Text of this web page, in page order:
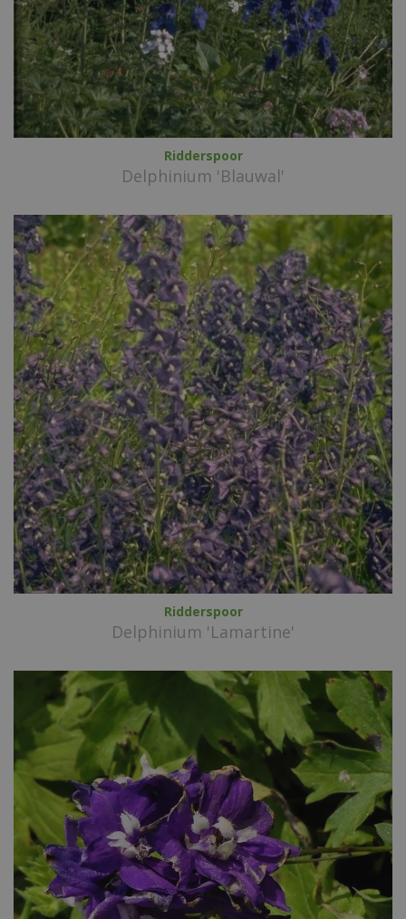
Ridderspoor
Delphinium 'Blauwal'
Ridderspoor
Delphinium 'Lamartine'